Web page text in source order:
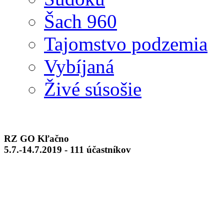
Šach 960
Tajomstvo podzemia
Vybíjaná
Živé súsošie
RZ GO Kľačno
5.7.-14.7.2019 - 111 účastníkov